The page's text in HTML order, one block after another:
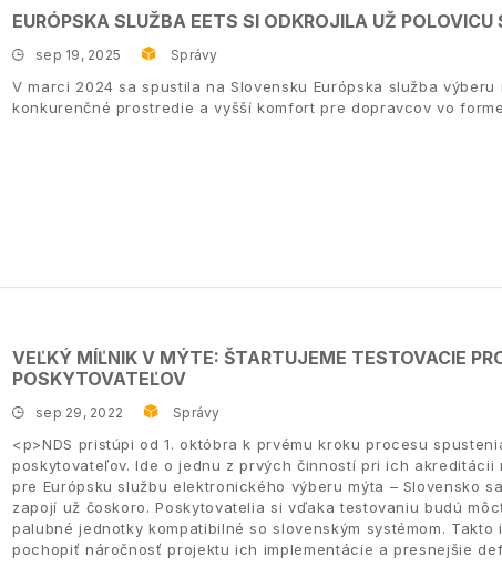
EURÓPSKA SLUŽBA EETS SI ODKROJILA UŽ POLOVICU
sep 19, 2025 Správy
V marci 2024 sa spustila na Slovensku Európska služba výberu
konkurenčné prostredie a vyšší komfort pre dopravcov vo
VEĽKÝ MÍĽNIK V MÝTE: ŠTARTUJEME TESTOVACIE
POSKYTOVATEĽOV
sep 29, 2022 Správy
<p>NDS pristúpi od 1. októbra k prvému kroku procesu
poskytovateľov. Ide o jednu z prvých činností pri ich akreditácii
pre Európsku službu elektronického výberu mýta – Slovensko
zapojí už čoskoro. Poskytovatelia si vďaka testovaniu budú
palubné jednotky kompatibilné so slovenským systémom.
pochopiť náročnosť projektu ich implementácie a presnejšie